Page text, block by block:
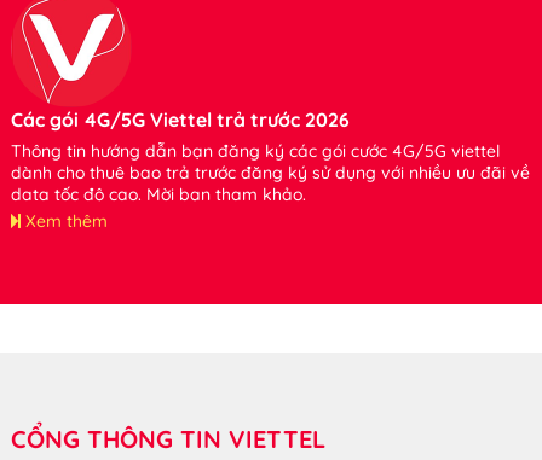
Các gói 4G/5G Viettel trả trước 2026
Thông tin hướng dẫn bạn đăng ký các gói cước 4G/5G viettel
dành cho thuê bao trả trước đăng ký sử dụng với nhiều ưu đãi về
data tốc độ cao. Mời bạn tham khảo.
Xem thêm
CỔNG THÔNG TIN VIETTEL